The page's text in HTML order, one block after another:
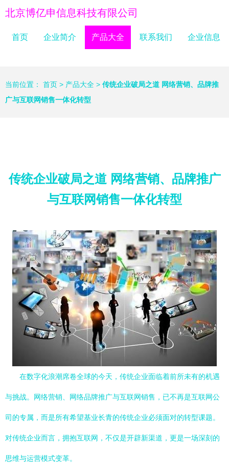
北京博亿申信息科技有限公司
首页 企业简介 产品大全 联系我们 企业信息
当前位置： 首页 > 产品大全 > 传统企业破局之道 网络营销、品牌推
广与互联网销售一体化转型
传统企业破局之道 网络营销、品牌推广
与互联网销售一体化转型
在数字化浪潮席卷全球的今天，传统企业面临着前所未有的机遇
与挑战。网络营销、网络品牌推广与互联网销售，已不再是互联网公
司的专属，而是所有希望基业长青的传统企业必须面对的转型课题。
对传统企业而言，拥抱互联网，不仅是开辟新渠道，更是一场深刻的
思维与运营模式变革。